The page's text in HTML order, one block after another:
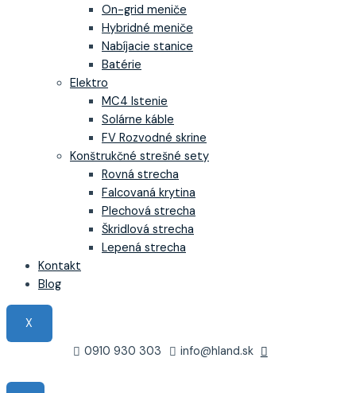
On-grid meniče
Hybridné meniče
Nabíjacie stanice
Batérie
Elektro
MC4 Istenie
Solárne káble
FV Rozvodné skrine
Konštrukčné strešné sety
Rovná strecha
Falcovaná krytina
Plechová strecha
Škridlová strecha
Lepená strecha
Kontakt
Blog
X
0910 930 303
info@hland.sk